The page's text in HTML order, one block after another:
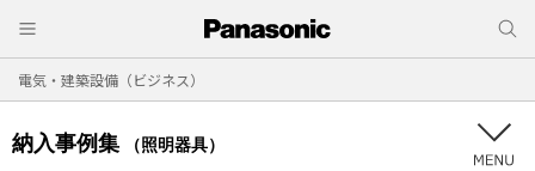
電気・建築設備（ビジネス）
納入事例集 （照明器具）